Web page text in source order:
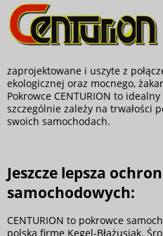
zaprojektowane i uszyte z
ekologicznej oraz mocnego,
Pokrowce CENTURION to
szczególnie zależy na trwałości
swoich samochodach.
Jeszcze lepsza
samochodowych:
CENTURION to pokrowce
polską firmę Kegel-Błażusiak.